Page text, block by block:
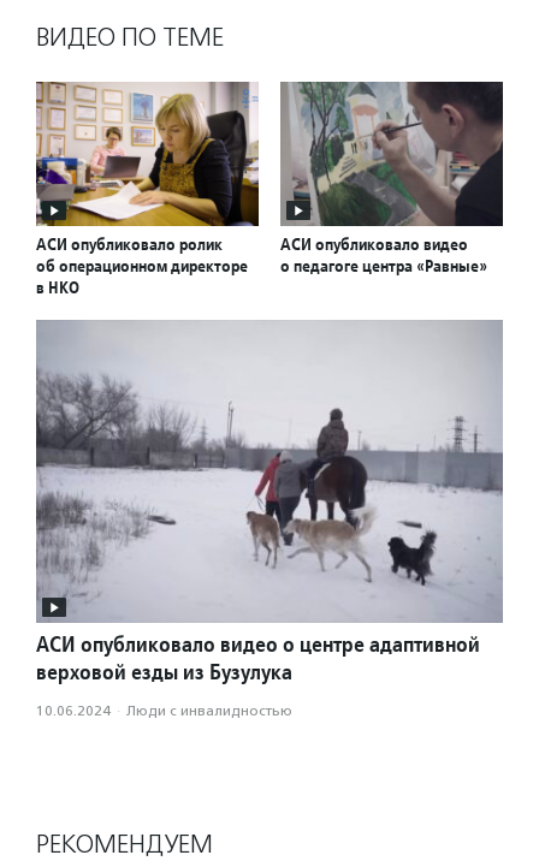
ВИДЕО ПО ТЕМЕ
АСИ опубликовало ролик
об операционном директоре
в НКО
АСИ опубликовало видео
о педагоге центра «Равные»
АСИ опубликовало видео о центре адаптивной
верховой езды из Бузулука
10.06.2024 · Люди с инвалидностью
РЕКОМЕНДУЕМ